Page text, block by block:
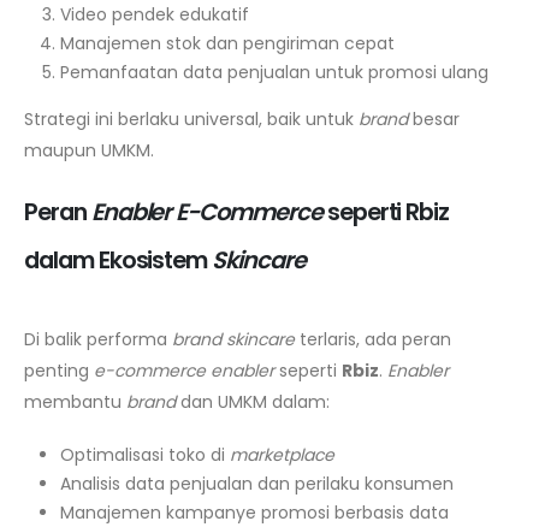
Video pendek edukatif
Manajemen stok dan pengiriman cepat
Pemanfaatan data penjualan untuk promosi ulang
Strategi ini berlaku universal, baik untuk brandbesar
maupun UMKM.
PeranEnabler E-Commerceseperti Rbiz
dalam EkosistemSkincare
Di balik performa brand skincareterlaris, ada peran
penting e-commerce enablerseperti Rbiz. Enabler
membantu branddan UMKM dalam:
Optimalisasi toko di marketplace
Analisis data penjualan dan perilaku konsumen
Manajemen kampanye promosi berbasis data